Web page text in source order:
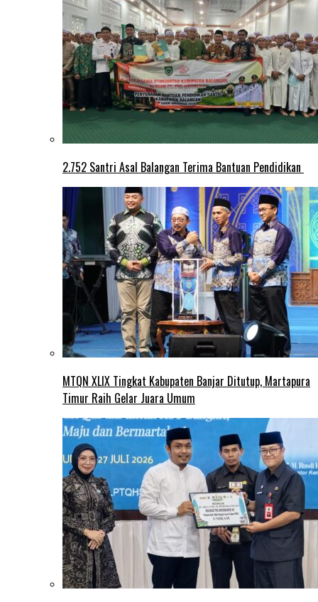
2.752 Santri Asal Balangan Terima Bantuan Pendidikan
MTQN XLIX Tingkat Kabupaten Banjar Ditutup, Martapura
Timur Raih Gelar Juara Umum